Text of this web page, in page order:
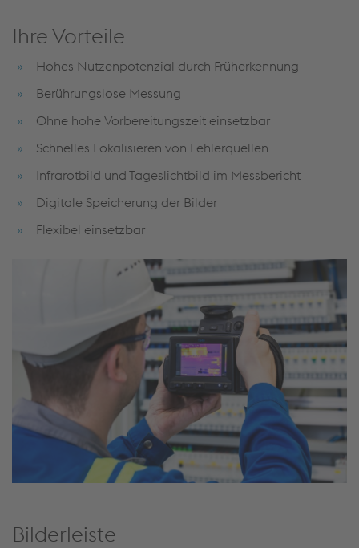
Ihre Vorteile
Hohes Nutzenpotenzial durch Früherkennung
Berührungslose Messung
Ohne hohe Vorbereitungszeit einsetzbar
Schnelles Lokalisieren von Fehlerquellen
Infrarotbild und Tageslichtbild im Messbericht
Digitale Speicherung der Bilder
Flexibel einsetzbar
Bilderleiste